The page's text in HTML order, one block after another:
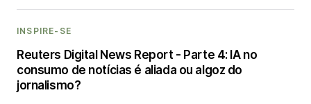
INSPIRE-SE
Reuters Digital News Report - Parte 4: IA no
consumo de notícias é aliada ou algoz do
jornalismo?